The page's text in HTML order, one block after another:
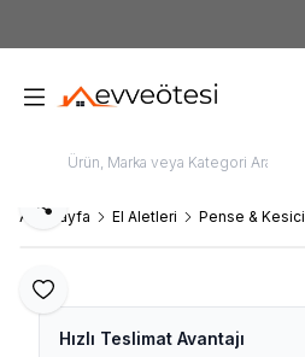
Ana Sayfa El Aletleri Pense & Kesici
Favoriye Ekle
Paylaş
Hızlı Teslimat Avantajı